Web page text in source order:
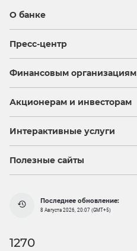
О банке
Пресс-центр
Финансовым организациям
Акционерам и инвесторам
Интерактивные услуги
Полезные сайты
Последнее обновление:
8 Августа 2026, 20:07 (GMT+5)
1270